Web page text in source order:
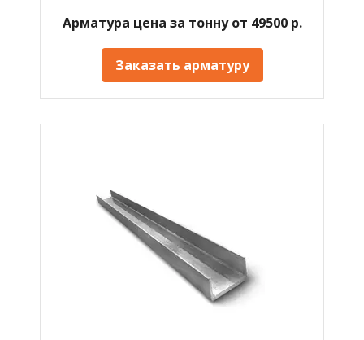
Арматура цена за тонну от 49500 р.
Заказать арматуру